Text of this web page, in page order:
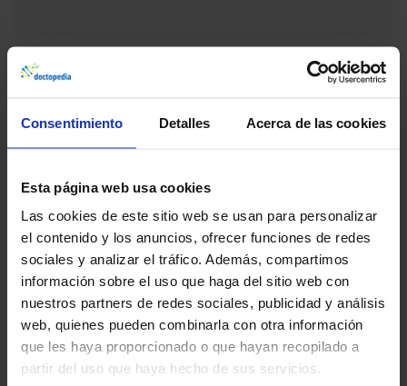
Consentimiento Detalles Acerca de las cookies
Esta página web usa cookies
Las cookies de este sitio web se usan para personalizar
el contenido y los anuncios, ofrecer funciones de redes
sociales y analizar el tráfico. Además, compartimos
información sobre el uso que haga del sitio web con
nuestros partners de redes sociales, publicidad y análisis
web, quienes pueden combinarla con otra información
que les haya proporcionado o que hayan recopilado a
partir del uso que haya hecho de sus servicios.
Actualidad. Noticias y